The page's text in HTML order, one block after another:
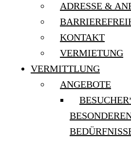
ADRESSE &
KONTAKT
VERMIETUNG
VERMITTLUNG
ANGEBOTE